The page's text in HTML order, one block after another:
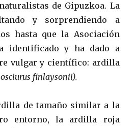
de Gipuzkoa. La
y sorprendiendo a
hasta que la Asociación
identificado y ha dado a
vulgar y científico: ardilla
finlaysonii).
de tamaño similar a la
entorno, la ardilla roja